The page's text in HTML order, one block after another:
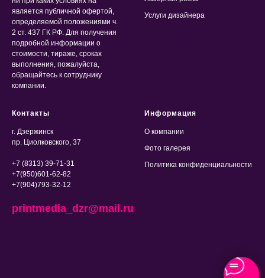
является публичной офертой,
определяемой положениями ч.
2 ст. 437 ГК РФ. Для получения
подробной информации о
стоимости, тираже, сроках
выполнения, пожалуйста,
обращайтесь к сотруднику
компании.
Услуги дизайнера
Контакты
г. Дзержинск
пр. Циолковского, 37
+7 (8313) 39-71-31
+7(950)601-62-82
+7(904)793-32-12
printmedia_dzr@mail.ru
Информация
О компании
Фото галерея
Политика конфиденциальности